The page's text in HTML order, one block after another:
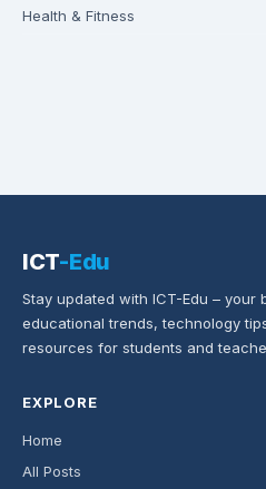
Health & Fitness
ICT-Edu
Stay updated with ICT-Edu – your
educational trends, technology
resources for students and
EXPLORE
Home
All Posts